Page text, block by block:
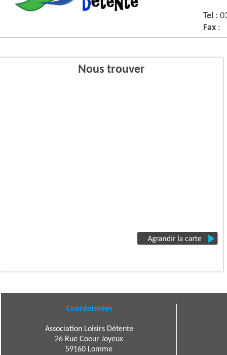
Tel :
Fax :
Nous trouver
Coordonnées
Association Loisirs Détente
26 Rue Coeur Joyeux
59160 Lomme